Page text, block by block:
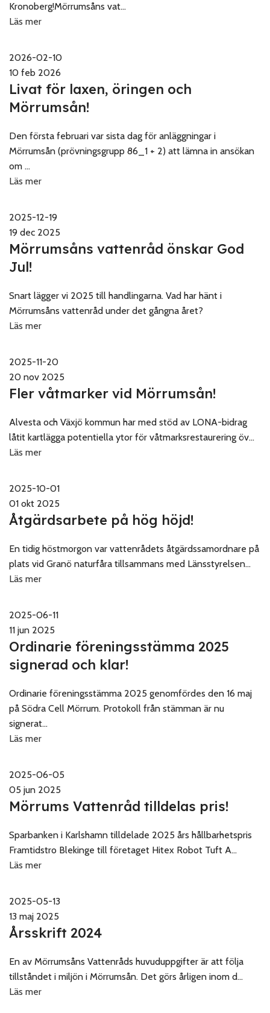
Kronoberg!Mörrumsåns vat...
Läs mer
2026-02-10
10 feb 2026
Livat för laxen, öringen och
Mörrumsån!
Den första februari var sista dag för anläggningar i
Mörrumsån (prövningsgrupp 86_1 + 2) att lämna in ansökan
om ...
Läs mer
2025-12-19
19 dec 2025
Mörrumsåns vattenråd önskar God
Jul!
Snart lägger vi 2025 till handlingarna. Vad har hänt i
Mörrumsåns vattenråd under det gångna året?
Läs mer
2025-11-20
20 nov 2025
Fler våtmarker vid Mörrumsån!
Alvesta och Växjö kommun har med stöd av LONA-bidrag
låtit kartlägga potentiella ytor för våtmarksrestaurering öv...
Läs mer
2025-10-01
01 okt 2025
Åtgärdsarbete på hög höjd!
En tidig höstmorgon var vattenrådets åtgärdssamordnare på
plats vid Granö naturfåra tillsammans med Länsstyrelsen...
Läs mer
2025-06-11
11 jun 2025
Ordinarie föreningsstämma 2025
signerad och klar!
Ordinarie föreningsstämma 2025 genomfördes den 16 maj
på Södra Cell Mörrum. Protokoll från stämman är nu
signerat...
Läs mer
2025-06-05
05 jun 2025
Mörrums Vattenråd tilldelas pris!
Sparbanken i Karlshamn tilldelade 2025 års hållbarhetspris
Framtidstro Blekinge till företaget Hitex Robot Tuft A...
Läs mer
2025-05-13
13 maj 2025
Årsskrift 2024
En av Mörrumsåns Vattenråds huvuduppgifter är att följa
tillståndet i miljön i Mörrumsån. Det görs årligen inom d...
Läs mer